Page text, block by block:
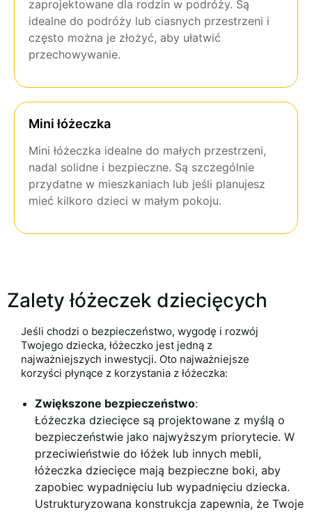
zaprojektowane dla rodzin w podróży. Są
idealne do podróży lub ciasnych przestrzeni i
często można je złożyć, aby ułatwić
przechowywanie.
Mini łóżeczka
Mini łóżeczka idealne do małych przestrzeni,
nadal solidne i bezpieczne. Są szczególnie
przydatne w mieszkaniach lub jeśli planujesz
mieć kilkoro dzieci w małym pokoju.
Zalety łóżeczek dziecięcych
Jeśli chodzi o bezpieczeństwo, wygodę i rozwój
Twojego dziecka, łóżeczko jest jedną z
najważniejszych inwestycji. Oto najważniejsze
korzyści płynące z korzystania z łóżeczka:
Zwiększone bezpieczeństwo:
Łóżeczka dziecięce są projektowane z myślą o
bezpieczeństwie jako najwyższym priorytecie. W
przeciwieństwie do łóżek lub innych mebli,
łóżeczka dziecięce mają bezpieczne boki, aby
zapobiec wypadnięciu lub wypadnięciu dziecka.
Ustrukturyzowana konstrukcja zapewnia, że Twoje